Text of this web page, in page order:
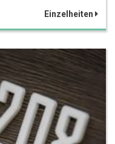
Einzelheiten